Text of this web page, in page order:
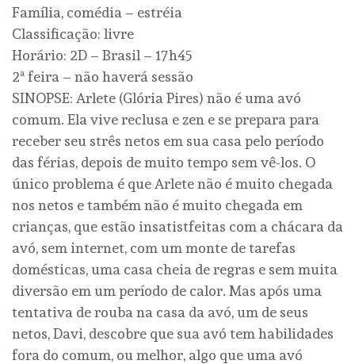
Família, comédia – estréia
Classificação: livre
Horário: 2D – Brasil – 17h45
2ª feira – não haverá sessão
SINOPSE: Arlete (Glória Pires) não é uma avó
comum. Ela vive reclusa e zen e se prepara para
receber seu strês netos em sua casa pelo período
das férias, depois de muito tempo sem vê-los. O
único problema é que Arlete não é muito chegada
nos netos e também não é muito chegada em
crianças, que estão insatistfeitas com a chácara da
avó, sem internet, com um monte de tarefas
domésticas, uma casa cheia de regras e sem muita
diversão em um período de calor. Mas após uma
tentativa de rouba na casa da avó, um de seus
netos, Davi, descobre que sua avó tem habilidades
fora do comum, ou melhor, algo que uma avó